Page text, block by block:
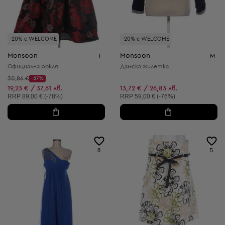
-20% с WELCOME
Monsoon
Официална рокля
Начална цена:
30,86 €
Discount Price:
-37%
Намалена цена:
19,23 € / 37,61 лв.
Препоръчителна цена:
RRP 89,00 € (-78%)
-20% с WELCOME
Monsoon M
Дамска жилетка
13,72 € / 26,83 лв.
Препоръчителна цена:
RRP 59,00 € (-76%)
8 5